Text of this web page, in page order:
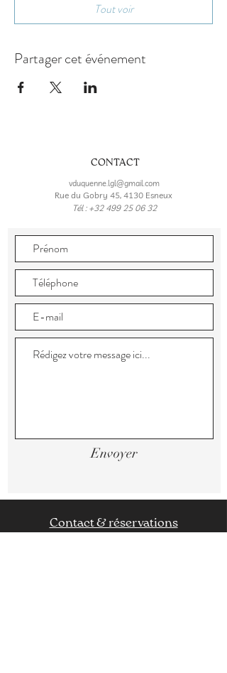
Tout voir
Partager cet événement
CONTACT
vduquenne.lgl@gmail.com
Rue du Gobry 45, 4130 Esneux
Tél : +32 499 25 06 32
Envoyer
Contact & réservations